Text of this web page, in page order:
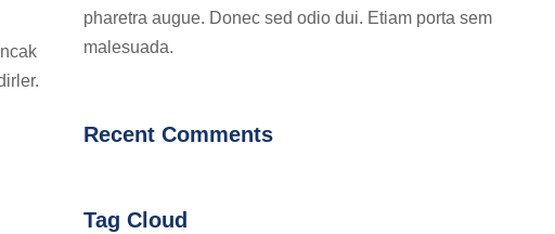
pharetra augue. Donec sed odio dui. Etiam porta sem
malesuada.
Recent Comments
Tag Cloud